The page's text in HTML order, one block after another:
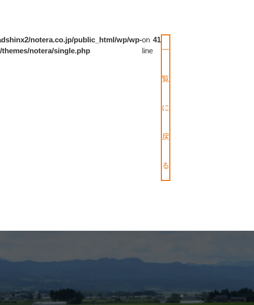
notera.co.jp/public_html/wp/wp-
notera/single.php
on
line
41
一
覧
に
戻
る